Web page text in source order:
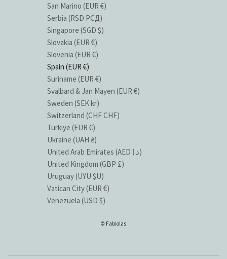
San Marino (EUR €)
Serbia (RSD РСД)
Singapore (SGD $)
Slovakia (EUR €)
Slovenia (EUR €)
Spain (EUR €)
Suriname (EUR €)
Svalbard & Jan Mayen (EUR €)
Sweden (SEK kr)
Switzerland (CHF CHF)
Türkiye (EUR €)
Ukraine (UAH ₴)
United Arab Emirates (AED د.إ)
United Kingdom (GBP £)
Uruguay (UYU $U)
Vatican City (EUR €)
Venezuela (USD $)
© Fabiolas